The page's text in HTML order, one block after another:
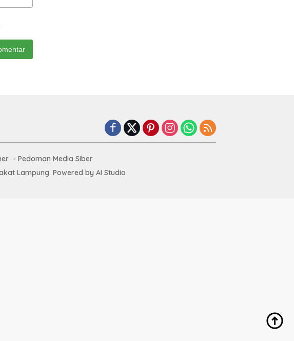
Pedoman Media Siber
Lampung. Powered by AI Studio